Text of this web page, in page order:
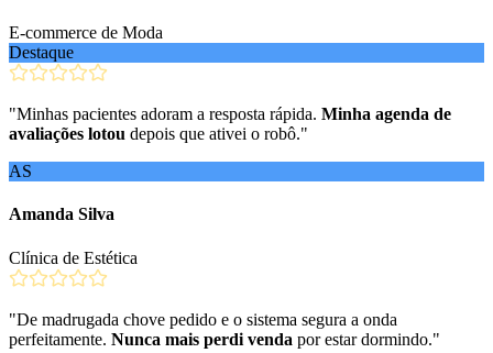
E-commerce de Moda
Destaque
"Minhas pacientes adoram a resposta rápida. Minha agenda de
avaliações lotou depois que ativei o robô."
AS
Amanda Silva
Clínica de Estética
"De madrugada chove pedido e o sistema segura a onda
perfeitamente. Nunca mais perdi venda por estar dormindo."